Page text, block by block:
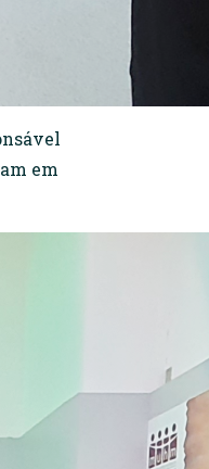
em